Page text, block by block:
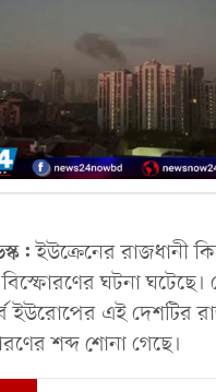
ইউক্রেনের রাজধানী
ঘটনা
ইউরোপের এই দেশটির
শব্দ শোনা গেছে।